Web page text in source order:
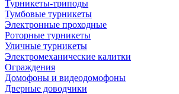
Турникеты-триподы
Тумбовые турникеты
Электронные проходные
Роторные турникеты
Уличные турникеты
Электромеханические калитки
Ограждения
Домофоны и видеодомофоны
Дверные доводчики